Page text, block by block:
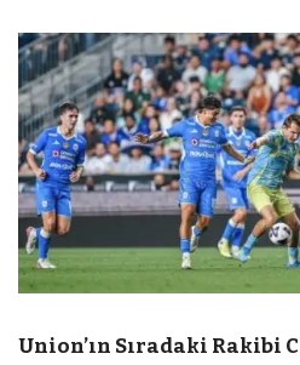
Union’ın Sıradaki Rakibi